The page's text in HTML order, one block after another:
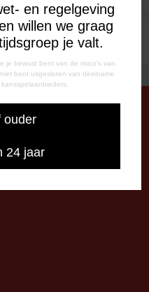
en regelgeving
willen we graag
je valt.
je bewust bent van de risico's van
bent uitgesloten van deelname
ouder
24 jaar
Welkom, Lorenzo Burnet!